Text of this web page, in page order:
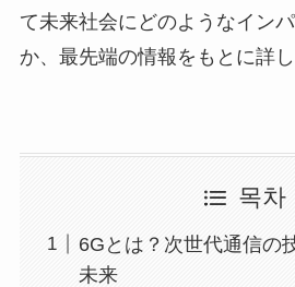
て未来社会にどのようなイン
か、最先端の情報をもとに詳し
목차
6Gとは？次世代通信の
未来